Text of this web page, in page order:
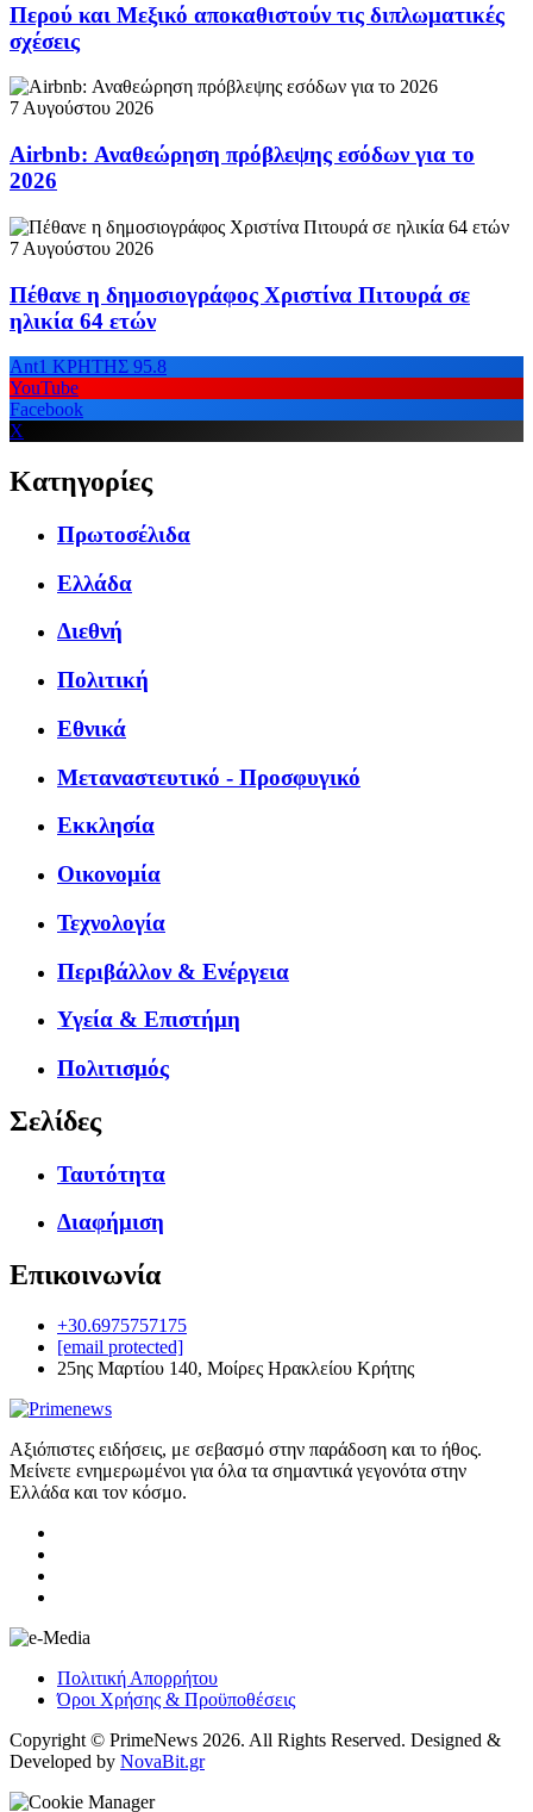
Περού και Μεξικό αποκαθιστούν τις διπλωματικές
σχέσεις
7 Αυγούστου 2026
Airbnb: Αναθεώρηση πρόβλεψης εσόδων για το
2026
7 Αυγούστου 2026
Πέθανε η δημοσιογράφος Χριστίνα Πιτουρά σε
ηλικία 64 ετών
Ant1 ΚΡΗΤΗΣ 95.8
YouTube
Facebook
X
Κατηγορίες
Πρωτοσέλιδα
Ελλάδα
Διεθνή
Πολιτική
Εθνικά
Μεταναστευτικό - Προσφυγικό
Εκκλησία
Οικονομία
Τεχνολογία
Περιβάλλον & Ενέργεια
Υγεία & Επιστήμη
Πολιτισμός
Σελίδες
Ταυτότητα
Διαφήμιση
Επικοινωνία
+30.6975757175
[email protected]
25ης Μαρτίου 140, Μοίρες Ηρακλείου Κρήτης
Αξιόπιστες ειδήσεις, με σεβασμό στην παράδοση και το ήθος.
Μείνετε ενημερωμένοι για όλα τα σημαντικά γεγονότα στην
Ελλάδα και τον κόσμο.
Πολιτική Απορρήτου
Όροι Χρήσης & Προϋποθέσεις
Copyright © PrimeNews 2026. All Rights Reserved. Designed &
Developed by NovaBit.gr